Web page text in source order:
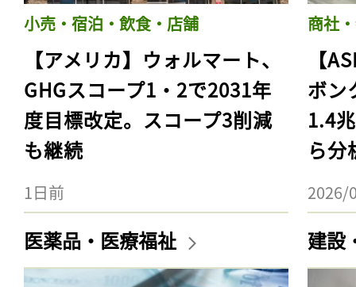
小売・宿泊・飲食・店舗
【アメリカ】ウォルマート、
GHGスコープ1・2で2031年
度目標改定。スコープ3削減
も継続
1日前
商社
【
ボン
1.4
ら分
2026/
医薬品・医療福祉 建設